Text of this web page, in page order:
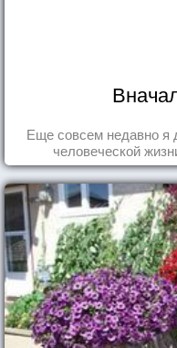
Еще совсем недавно я
человеческой